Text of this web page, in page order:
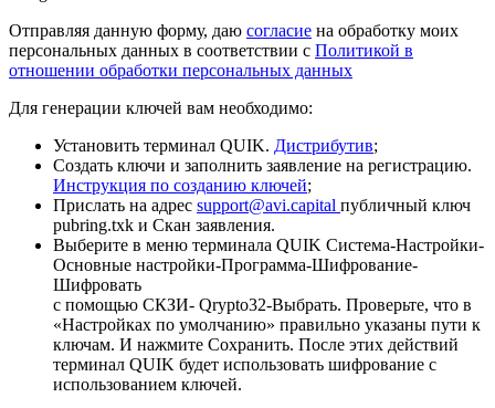
Отправляя данную форму, даю согласие на обработку моих
персональных данных в соответствии с Политикой в
отношении обработки персональных данных
Для генерации ключей вам необходимо:
Установить терминал QUIK. Дистрибутив;
Создать ключи и заполнить заявление на регистрацию.
Инструкция по созданию ключей;
Прислать на адрес support@avi.capital публичный ключ
pubring.txk и Скан заявления.
Выберите в меню терминала QUIK Система-Настройки-
Основные настройки-Программа-Шифрование-
Шифровать
с помощью СКЗИ- Qrypto32-Выбрать. Проверьте, что в
«Настройках по умолчанию» правильно указаны пути к
ключам. И нажмите Сохранить. После этих действий
терминал QUIK будет использовать шифрование с
использованием ключей.